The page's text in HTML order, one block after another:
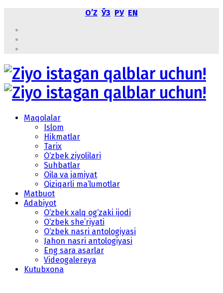
OʼZ ЎЗ РУ EN
Maqolalar
Islom
Hikmatlar
Tarix
O‘zbek ziyolilari
Suhbatlar
Oila va jamiyat
Qiziqarli ma’lumotlar
Matbuot
Adabiyot
O‘zbek xalq og‘zaki ijodi
O‘zbek she’riyati
O‘zbek nasri antologiyasi
Jahon nasri antologiyasi
Eng sara asarlar
Videogalereya
Kutubxona